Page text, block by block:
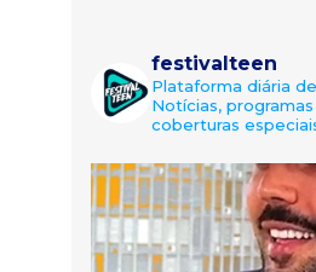
festivalteen
Plataforma diária
Notícias,
coberturas